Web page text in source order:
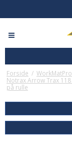
Forside /
Notrax Arrow Trax
på rulle